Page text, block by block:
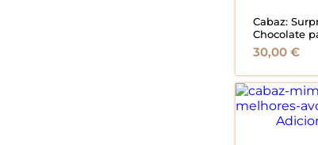
Cabaz:
Chocolate
30,00 €